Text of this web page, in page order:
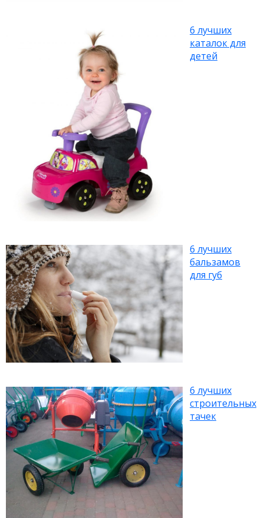
6 лучших
каталок для
детей
6 лучших
бальзамов
для губ
6 лучших
строительных
тачек